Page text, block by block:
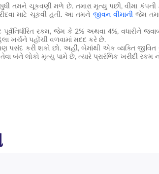
ચૂકવણી મળે છે. તમારા મૃત્યુ પછી, વીમા કંપની
માટે ચૂકવી હતી. આ તમને જીવન વીમાની જેમ
રકમ, જેમ કે 2% અથવા 4%, વધારીને
ખર્ચને પહોંચી વળવામાં મદદ કરે છે.
પસંદ કરી શકો છો. અહીં, બેમાંથી એક વ્યક્તિ જીવિત
બંને લોકો મૃત્યુ પામે છે, ત્યારે પ્રારંભિક ખરીદી રકમ